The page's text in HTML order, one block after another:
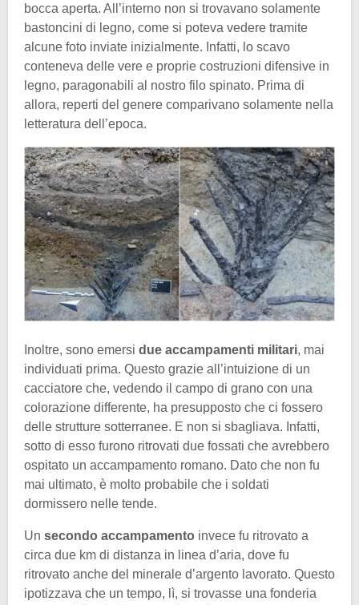
bocca aperta. All’interno non si trovavano solamente
bastoncini di legno, come si poteva vedere tramite
alcune foto inviate inizialmente. Infatti, lo scavo
conteneva delle vere e proprie costruzioni difensive in
legno, paragonabili al nostro filo spinato. Prima di
allora, reperti del genere comparivano solamente nella
letteratura dell’epoca.
Inoltre, sono emersi due accampamenti militari, mai
individuati prima. Questo grazie all’intuizione di un
cacciatore che, vedendo il campo di grano con una
colorazione differente, ha presupposto che ci fossero
delle strutture sotterranee. E non si sbagliava. Infatti,
sotto di esso furono ritrovati due fossati che avrebbero
ospitato un accampamento romano. Dato che non fu
mai ultimato, è molto probabile che i soldati
dormissero nelle tende.
Un secondo accampamento invece fu ritrovato a
circa due km di distanza in linea d’aria, dove fu
ritrovato anche del minerale d’argento lavorato. Questo
ipotizzava che un tempo, lì, si trovasse una fonderia